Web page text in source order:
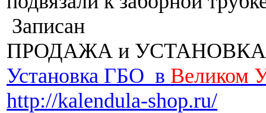
Записан
ПРОДАЖА и
Установка ГБО в Великом
http://kalendula-shop.ru/